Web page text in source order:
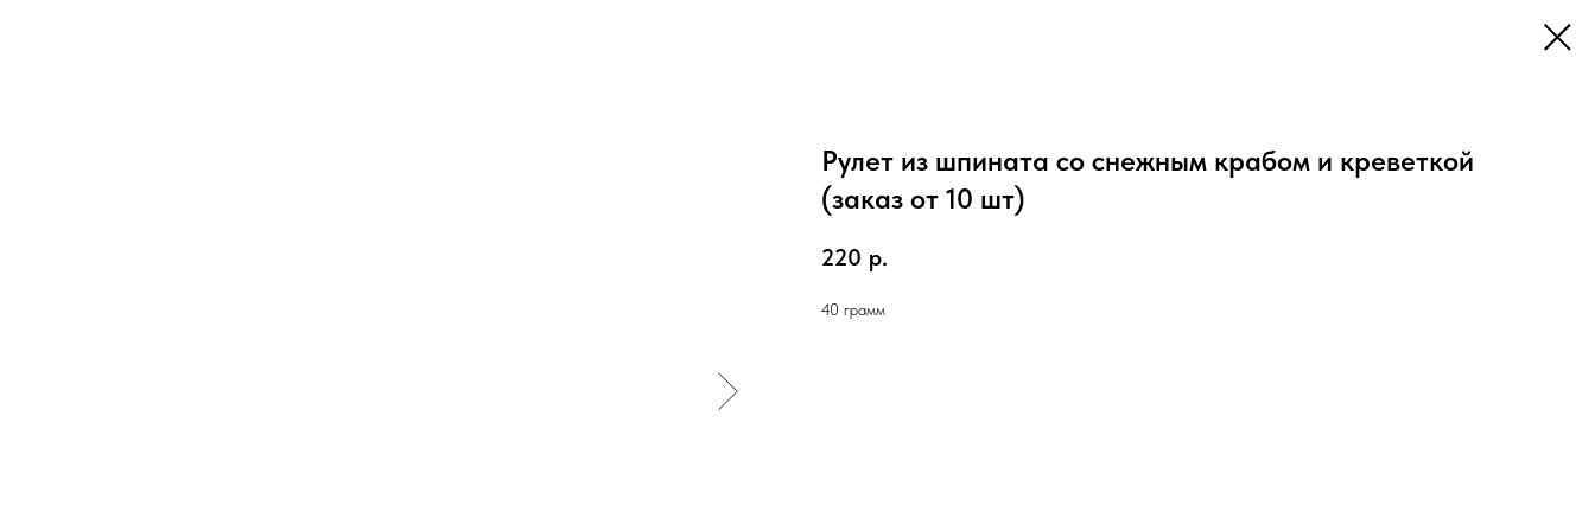
Рулет из шпината со снежным крабом и креветкой
(заказ от 10 шт)
220 р.
40 грамм